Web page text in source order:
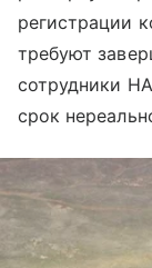
регистрации
требуют
сотрудники
срок